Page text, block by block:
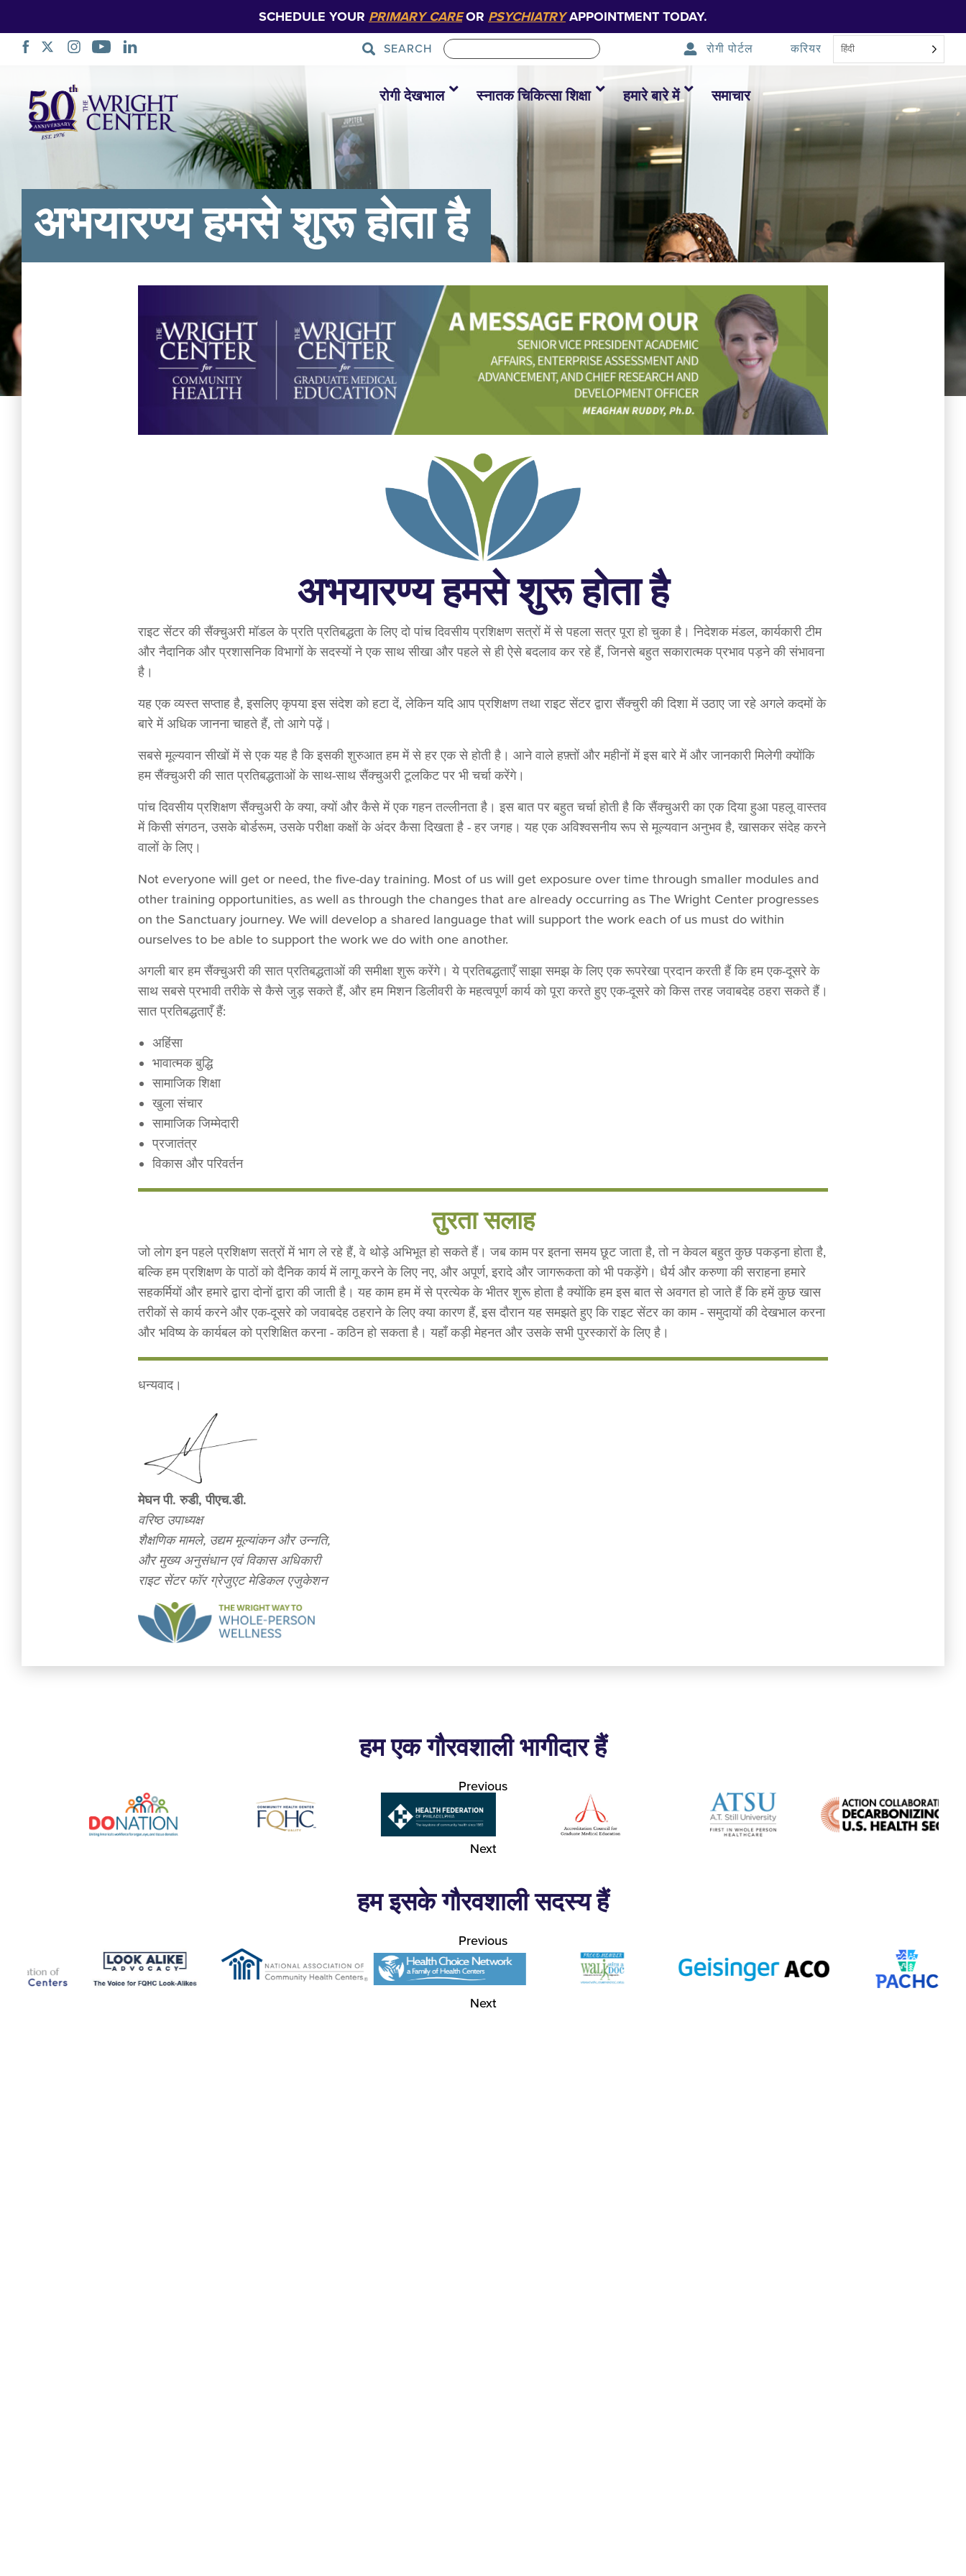
SCHEDULE YOUR PRIMARY CAREOR PSYCHIATRYAPPOINTMENT TODAY.
SEARCH रोगी पोर्टल करियर हिंदी
छोड़ें
रोगी देखभाल स्नातक चिकित्सा शिक्षा हमारे बारे में समाचार
अभयारण्य हमसे शुरू होता है
अभयारण्य हमसे शुरू होता है
राइट सेंटर की सैंक्चुअरी मॉडल के प्रति प्रतिबद्धता के लिए दो पांच दिवसीय प्रशिक्षण सत्रों में से पहला सत्र पूरा हो चुका है। निदेशक मंडल, कार्यकारी टीम
और नैदानिक और प्रशासनिक विभागों के सदस्यों ने एक साथ सीखा और पहले से ही ऐसे बदलाव कर रहे हैं, जिनसे बहुत सकारात्मक प्रभाव पड़ने की संभावना
है।
यह एक व्यस्त सप्ताह है, इसलिए कृपया इस संदेश को हटा दें, लेकिन यदि आप प्रशिक्षण तथा राइट सेंटर द्वारा सैंक्चुरी की दिशा में उठाए जा रहे अगले कदमों के
बारे में अधिक जानना चाहते हैं, तो आगे पढ़ें।
सबसे मूल्यवान सीखों में से एक यह है कि इसकी शुरुआत हम में से हर एक से होती है। आने वाले हफ़्तों और महीनों में इस बारे में और जानकारी मिलेगी क्योंकि
हम सैंक्चुअरी की सात प्रतिबद्धताओं के साथ-साथ सैंक्चुअरी टूलकिट पर भी चर्चा करेंगे।
पांच दिवसीय प्रशिक्षण सैंक्चुअरी के क्या, क्यों और कैसे में एक गहन तल्लीनता है। इस बात पर बहुत चर्चा होती है कि सैंक्चुअरी का एक दिया हुआ पहलू वास्तव
में किसी संगठन, उसके बोर्डरूम, उसके परीक्षा कक्षों के अंदर कैसा दिखता है - हर जगह। यह एक अविश्वसनीय रूप से मूल्यवान अनुभव है, खासकर संदेह करने
वालों के लिए।
Not everyone will get or need, the five-day training. Most of us will get exposure over time through smaller modules and
other training opportunities, as well as through the changes that are already occurring as The Wright Center progresses
on the Sanctuary journey. We will develop a shared language that will support the work each of us must do within
ourselves to be able to support the work we do with one another.
अगली बार हम सैंक्चुअरी की सात प्रतिबद्धताओं की समीक्षा शुरू करेंगे। ये प्रतिबद्धताएँ साझा समझ के लिए एक रूपरेखा प्रदान करती हैं कि हम एक-दूसरे के
साथ सबसे प्रभावी तरीके से कैसे जुड़ सकते हैं, और हम मिशन डिलीवरी के महत्वपूर्ण कार्य को पूरा करते हुए एक-दूसरे को किस तरह जवाबदेह ठहरा सकते हैं।
सात प्रतिबद्धताएँ हैं:
अहिंसा
भावात्मक बुद्धि
सामाजिक शिक्षा
खुला संचार
सामाजिक जिम्मेदारी
प्रजातंत्र
विकास और परिवर्तन
तुरता सलाह
जो लोग इन पहले प्रशिक्षण सत्रों में भाग ले रहे हैं, वे थोड़े अभिभूत हो सकते हैं। जब काम पर इतना समय छूट जाता है, तो न केवल बहुत कुछ पकड़ना होता है,
बल्कि हम प्रशिक्षण के पाठों को दैनिक कार्य में लागू करने के लिए नए, और अपूर्ण, इरादे और जागरूकता को भी पकड़ेंगे। धैर्य और करुणा की सराहना हमारे
सहकर्मियों और हमारे द्वारा दोनों द्वारा की जाती है। यह काम हम में से प्रत्येक के भीतर शुरू होता है क्योंकि हम इस बात से अवगत हो जाते हैं कि हमें कुछ खास
तरीकों से कार्य करने और एक-दूसरे को जवाबदेह ठहराने के लिए क्या कारण हैं, इस दौरान यह समझते हुए कि राइट सेंटर का काम - समुदायों की देखभाल करना
और भविष्य के कार्यबल को प्रशिक्षित करना - कठिन हो सकता है। यहाँ कड़ी मेहनत और उसके सभी पुरस्कारों के लिए है।
धन्यवाद।
मेघन पी. रुडी, पीएच.डी.
वरिष्ठ उपाध्यक्ष
शैक्षणिक मामले, उद्यम मूल्यांकन और उन्नति,
और मुख्य अनुसंधान एवं विकास अधिकारी
राइट सेंटर फॉर ग्रेजुएट मेडिकल एजुकेशन
हम एक गौरवशाली भागीदार हैं
Previous
Next
हम इसके गौरवशाली सदस्य हैं
Previous
Next